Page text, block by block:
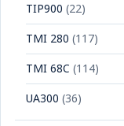
TIP900 (22)
TMI 280 (117)
TMI 68C (114)
UA300 (36)